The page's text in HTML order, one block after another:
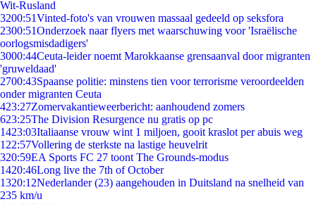
Wit-Rusland
3200:51Vinted-foto's van vrouwen massaal gedeeld op seksfora
2300:51Onderzoek naar flyers met waarschuwing voor 'Israëlische
oorlogsmisdadigers'
3000:44Ceuta-leider noemt Marokkaanse grensaanval door migranten
'gruweldaad'
2700:43Spaanse politie: minstens tien voor terrorisme veroordeelden
onder migranten Ceuta
423:27Zomervakantieweerbericht: aanhoudend zomers
623:25The Division Resurgence nu gratis op pc
1423:03Italiaanse vrouw wint 1 miljoen, gooit kraslot per abuis weg
1 22:57Vollering de sterkste na lastige heuvelrit
320:59EA Sports FC 27 toont The Grounds-modus
1420:46Long live the 7th of October
1320:12Nederlander (23) aangehouden in Duitsland na snelheid van
235 km/u